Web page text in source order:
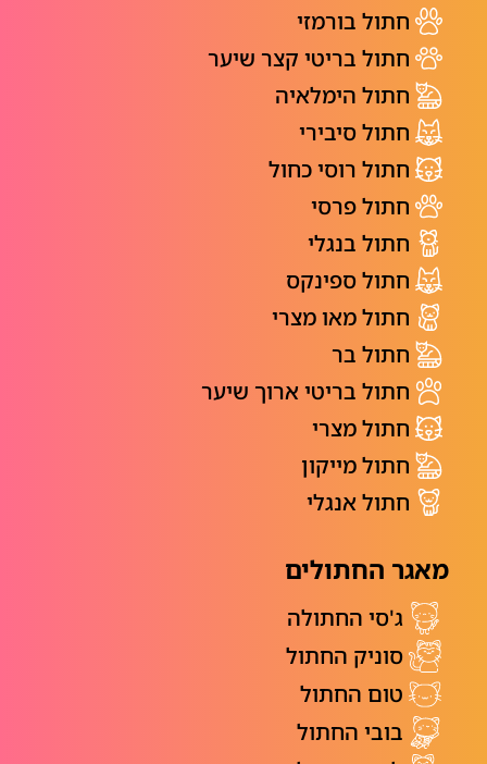
חתול בורמזי
חתול בריטי קצר שיער
חתול הימלאיה
חתול סיבירי
חתול רוסי כחול
חתול פרסי
חתול בנגלי
חתול ספינקס
חתול מאו מצרי
חתול בר
חתול בריטי ארוך שיער
חתול מצרי
חתול מייקון
חתול אנגלי
מאגר החתולים
ג'סי החתולה
סוניק החתול
טום החתול
בובי החתול